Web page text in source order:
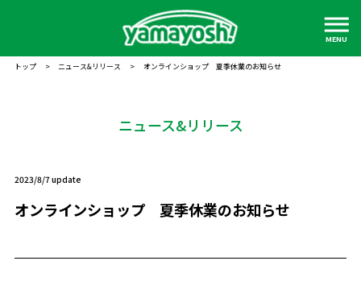
MENU
トップ > ニュース&リリース > オンラインショップ 夏季休業のお知らせ
ニュース&リリース
2023/8/7 update
オンラインショップ 夏季休業のお知らせ